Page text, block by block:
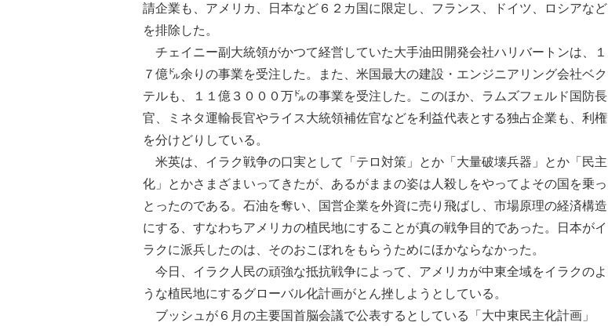
請企業も、アメリカ、日本など６２カ国に限定し、フランス、ドイツ、ロシアなど
を排除した。
チェイニー副大統領がかつて経営していた大手油田開発会社ハリバートンは、１
７億㌦余りの事業を受注した。また、米国最大の建設・エンジニアリング会社ベク
テルも、１１億３０００万㌦の事業を受注した。このほか、ラムズフェルド国防長
官、ミネタ運輸長官やライス大統領補佐官などを利益代表とする独占企業も、利権
を分けどりしている。
米英は、イラク戦争の口実として「テロ対策」とか「大量破壊兵器」とか「民主
化」とかさまざまいってきたが、あるがままの姿は人殺しをやってよその国を乗っ
とったのである。石油を奪い、国営企業を外資に売り飛ばし、市場原理の経済構造
にする、すなわちアメリカの植民地にすることが真の戦争目的であった。日本がイ
ラクに派兵したのは、そのおこぼれをもらうためにほかならなかった。
今日、イラク人民の頑強な抵抗戦争によって、アメリカが中東全域をイラクのよ
うな植民地にするグローバル化計画がとん挫しようとしている。
ブッシュが６月の主要国首脳会議で公表するとしている「大中東民主化計画」